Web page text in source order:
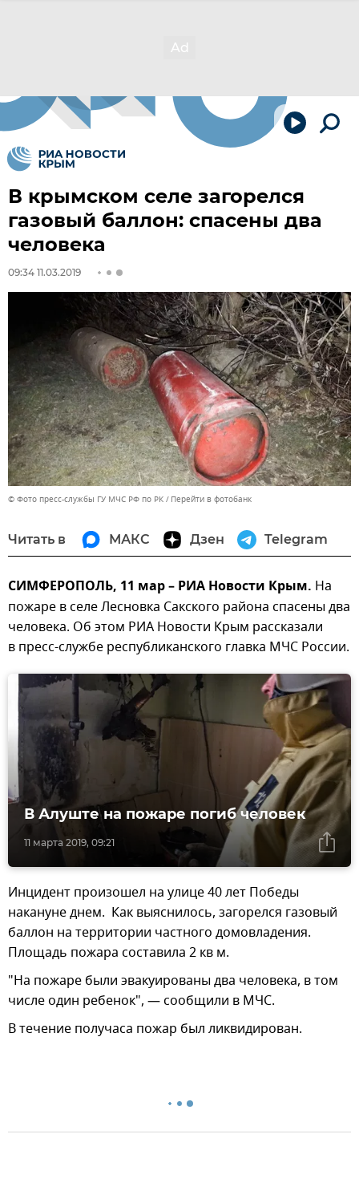
В крымском селе загорелся
газовый баллон: спасены два
человека
09:34 11.03.2019
© Фото пресс-службы ГУ МЧС РФ по РК Перейти в фотобанк
Читать в МАКС Дзен Telegram
СИМФЕРОПОЛЬ, 11 мар – РИА Новости Крым. На
пожаре в селе Лесновка Сакского района спасены два
человека. Об этом РИА Новости Крым рассказали
в пресс-службе республиканского главка МЧС России.
11 марта 2019, 09:21
В Алуште на пожаре погиб человек
Инцидент произошел на улице 40 лет Победы
накануне днем. Как выяснилось, загорелся газовый
баллон на территории частного домовладения.
Площадь пожара составила 2 кв м.
"На пожаре были эвакуированы два человека, в том
числе один ребенок", — сообщили в МЧС.
В течение получаса пожар был ликвидирован.